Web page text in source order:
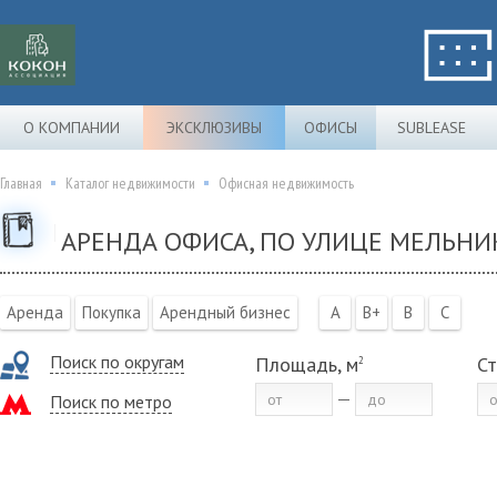
О КОМПАНИИ ЭКСКЛЮЗИВЫ ОФИСЫ SUBLEASE
Главная Каталог недвижимости Офисная недвижимость
АРЕНДА ОФИСА, ПО УЛИЦЕ
Аренда Покупка Арендный бизнес A B+ B C
Поиск по округам
Поиск по метро
Площадь, м2